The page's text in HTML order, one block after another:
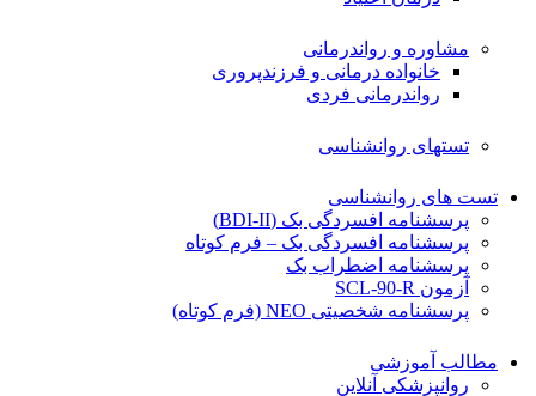
مشاوره و رواندرمانی
خانواده درمانی و فرزندپروری
رواندرمانی فردی
تستهای روانشناسی
تست های روانشناسی
پرسشنامه افسردگی بک (BDI-II)
پرسشنامه افسردگی بک – فرم کوتاه
پرسشنامه اضطراب بک
آزمون SCL-90-R
پرسشنامه شخصیتی NEO (فرم کوتاه)
مطالب آموزشی
روانپزشکی آنلاین